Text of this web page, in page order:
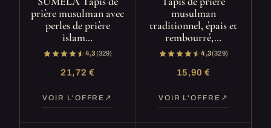
prière musulman avec
perles de prière
islam…
4,3(329)
21,72 €
VOIR L'OFFRE
musulman
traditionnel, épais et
rembourré,…
4,3(329)
15,90 €
VOIR L'OFFRE